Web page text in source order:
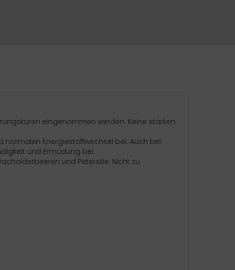
eingenommen werden. Keine starken
normalen Energiestoffwechsel bei. Auch bei
und Ermüdung bei.
und Petersilie. Nicht zu